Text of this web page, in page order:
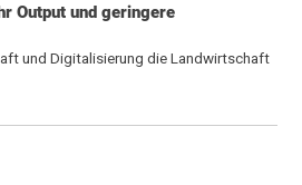
Output und geringere
und Digitalisierung die Landwirtschaft